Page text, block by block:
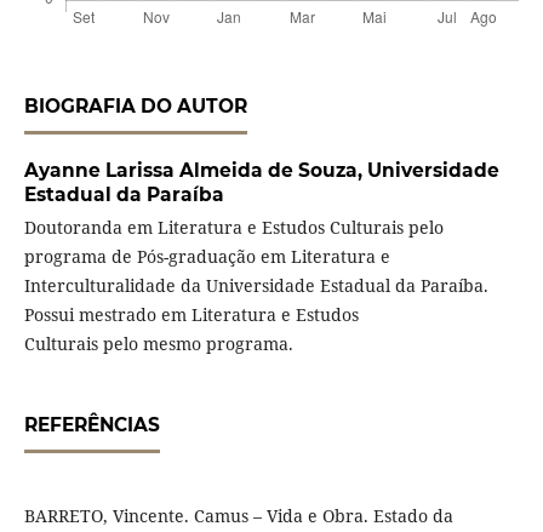
BIOGRAFIA DO AUTOR
Ayanne Larissa Almeida de Souza, Universidade
Estadual da Paraíba
Doutoranda em Literatura e Estudos Culturais pelo
programa de Pós-graduação em Literatura e
Interculturalidade da Universidade Estadual da Paraíba.
Possui mestrado em Literatura e Estudos
Culturais pelo mesmo programa.
REFERÊNCIAS
BARRETO, Vincente. Camus – Vida e Obra. Estado da